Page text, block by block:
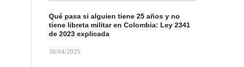
Qué pasa si alguien tiene 25 años y no
tiene libreta militar en Colombia: Ley 2341
de 2023 explicada
30/04/2025